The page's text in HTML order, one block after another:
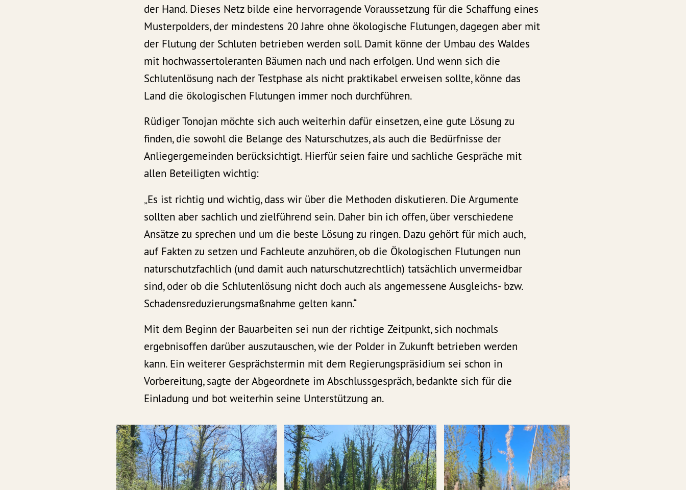
der Hand. Dieses Netz bilde eine hervorragende Voraussetzung für die Schaffung eines
Musterpolders, der mindestens 20 Jahre ohne ökologische Flutungen, dagegen aber mit
der Flutung der Schluten betrieben werden soll. Damit könne der Umbau des Waldes
mit hochwassertoleranten Bäumen nach und nach erfolgen. Und wenn sich die
Schlutenlösung nach der Testphase als nicht praktikabel erweisen sollte, könne das
Land die ökologischen Flutungen immer noch durchführen.
Rüdiger Tonojan möchte sich auch weiterhin dafür einsetzen, eine gute Lösung zu
finden, die sowohl die Belange des Naturschutzes, als auch die Bedürfnisse der
Anliegergemeinden berücksichtigt. Hierfür seien faire und sachliche Gespräche mit
allen Beteiligten wichtig:
„Es ist richtig und wichtig, dass wir über die Methoden diskutieren. Die Argumente
sollten aber sachlich und zielführend sein. Daher bin ich offen, über verschiedene
Ansätze zu sprechen und um die beste Lösung zu ringen. Dazu gehört für mich auch,
auf Fakten zu setzen und Fachleute anzuhören, ob die Ökologischen Flutungen nun
naturschutzfachlich (und damit auch naturschutzrechtlich) tatsächlich unvermeidbar
sind, oder ob die Schlutenlösung nicht doch auch als angemessene Ausgleichs- bzw.
Schadensreduzierungsmaßnahme gelten kann.“
Mit dem Beginn der Bauarbeiten sei nun der richtige Zeitpunkt, sich nochmals
ergebnisoffen darüber auszutauschen, wie der Polder in Zukunft betrieben werden
kann. Ein weiterer Gesprächstermin mit dem Regierungspräsidium sei schon in
Vorbereitung, sagte der Abgeordnete im Abschlussgespräch, bedankte sich für die
Einladung und bot weiterhin seine Unterstützung an.